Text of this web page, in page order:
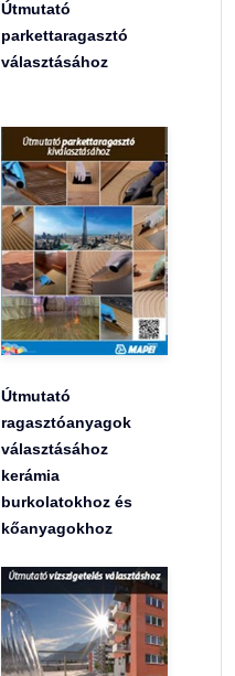
Útmutató
parkettaragasztó
választásához
Útmutató
ragasztóanyagok
választásához
kerámia
burkolatokhoz és
kőanyagokhoz